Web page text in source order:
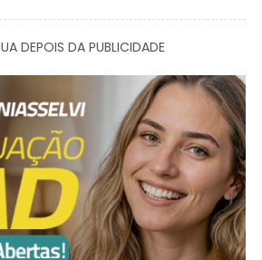
DEPOIS DA PUBLICIDADE